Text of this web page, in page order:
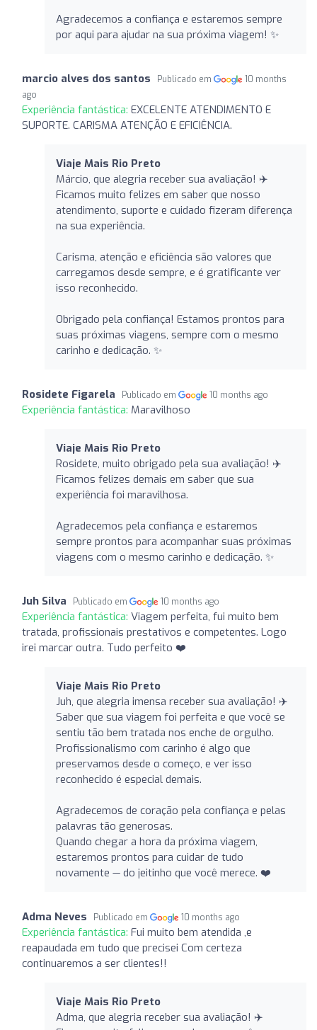
Agradecemos a confiança e estaremos sempre
por aqui para ajudar na sua próxima viagem! ✨
marcio alves dos santos Publicado em
10 months
ago
Experiência fantástica: EXCELENTE ATENDIMENTO E
SUPORTE. CARISMA ATENÇÃO E EFICIÊNCIA.
Viaje Mais Rio Preto
Márcio, que alegria receber sua avaliação! ✈️
Ficamos muito felizes em saber que nosso
atendimento, suporte e cuidado fizeram diferença
na sua experiência.
Carisma, atenção e eficiência são valores que
carregamos desde sempre, e é gratificante ver
isso reconhecido.
Obrigado pela confiança! Estamos prontos para
suas próximas viagens, sempre com o mesmo
carinho e dedicação. ✨
Rosidete Figarela Publicado em 10 months ago
Experiência fantástica: Maravilhoso
Viaje Mais Rio Preto
Rosidete, muito obrigado pela sua avaliação! ✈️
Ficamos felizes demais em saber que sua
experiência foi maravilhosa.
Agradecemos pela confiança e estaremos
sempre prontos para acompanhar suas próximas
viagens com o mesmo carinho e dedicação. ✨
Juh Silva Publicado em 10 months ago
Experiência fantástica: Viagem perfeita, fui muito bem
tratada, profissionais prestativos e competentes. Logo
irei marcar outra. Tudo perfeito ❤️
Viaje Mais Rio Preto
Juh, que alegria imensa receber sua avaliação! ✈️
Saber que sua viagem foi perfeita e que você se
sentiu tão bem tratada nos enche de orgulho.
Profissionalismo com carinho é algo que
preservamos desde o começo, e ver isso
reconhecido é especial demais.
Agradecemos de coração pela confiança e pelas
palavras tão generosas.
Quando chegar a hora da próxima viagem,
estaremos prontos para cuidar de tudo
novamente — do jeitinho que você merece. ❤️
Adma Neves Publicado em 10 months ago
Experiência fantástica: Fui muito bem atendida ,e
reapaudada em tudo que precisei Com certeza
continuaremos a ser clientes!!
Viaje Mais Rio Preto
Adma, que alegria receber sua avaliação! ✈️